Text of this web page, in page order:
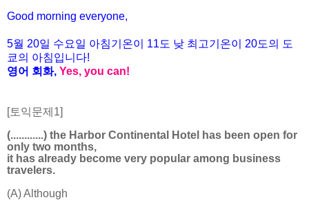
Good morning everyone,
5월 20일 수요일 아침기온이 11도 낮 최고기온이 20도의 도
쿄의 아침입니다!
영어 회화, Yes, you can!
[토익문제1]
(............) the Harbor Continental Hotel has been open for
only two months,
it has already become very popular among business
travelers.
(A) Although